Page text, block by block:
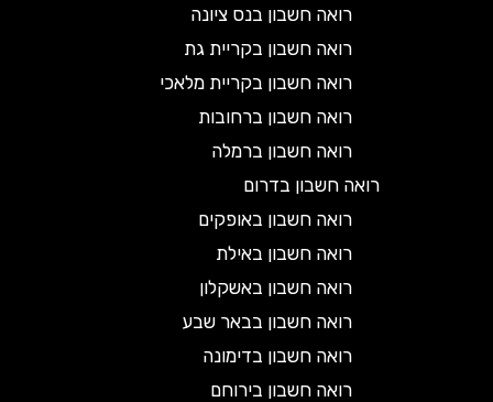
רואה חשבון בנס ציונה
רואה חשבון בקריית גת
רואה חשבון בקריית מלאכי
רואה חשבון ברחובות
רואה חשבון ברמלה
רואה חשבון בדרום
רואה חשבון באופקים
רואה חשבון באילת
רואה חשבון באשקלון
רואה חשבון בבאר שבע
רואה חשבון בדימונה
רואה חשבון בירוחם